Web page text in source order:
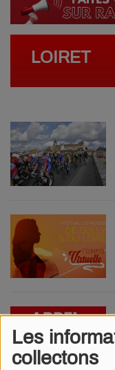
Les
collectons
LOIRET